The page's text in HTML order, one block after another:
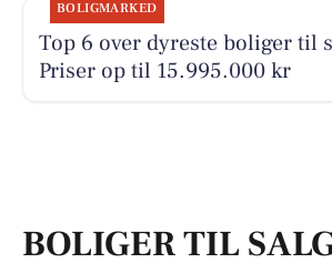
BOLIGMARKED
Top 6 over dyreste boliger til
Priser op til 15.995.000 kr
BOLIGER TIL